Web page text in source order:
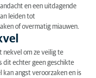
en een uitdagende
leiden tot
of overmatig miauwen.
nekvel om ze veilig te
dit echter geen geschikte
angst veroorzaken en is